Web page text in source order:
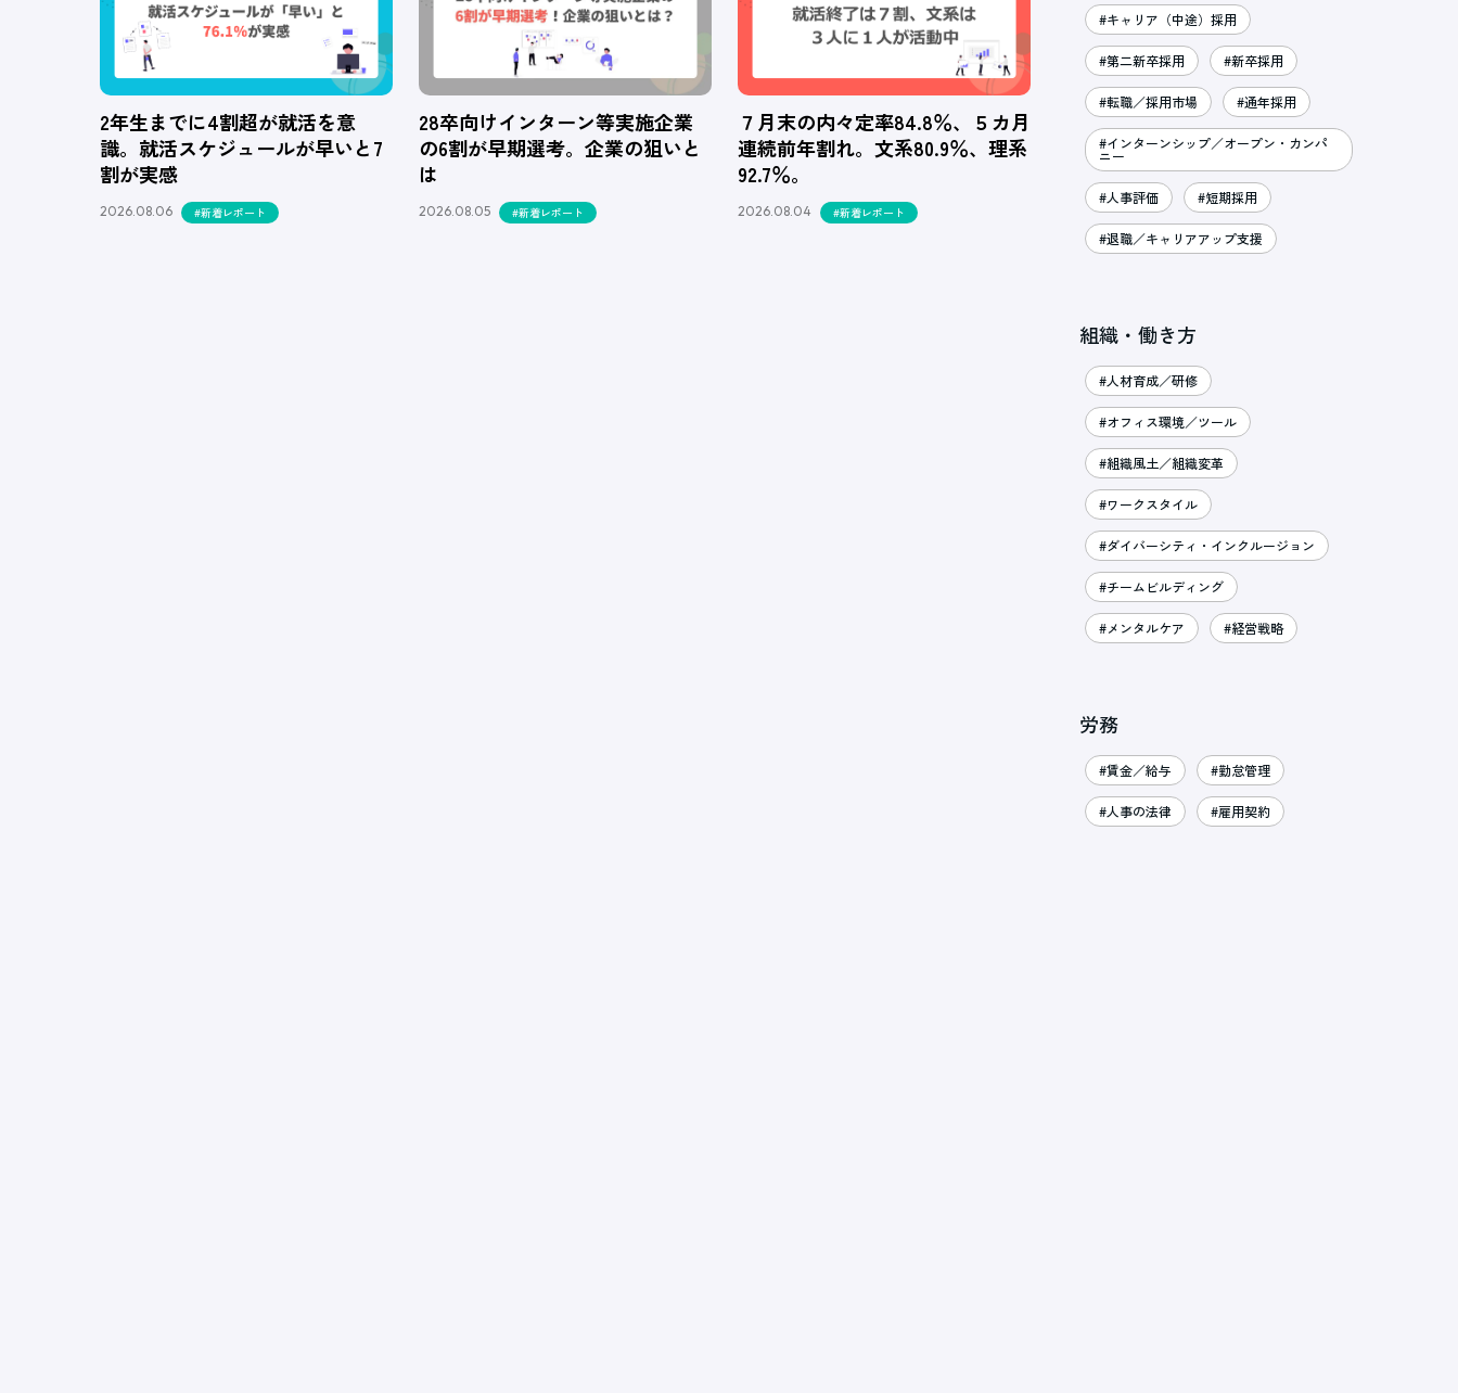
2年生までに4割超が就活を意
識。就活スケジュールが早いと7
割が実感
2026.08.06 #新着レポート
28卒向けインターン等実施企業
の6割が早期選考。企業の狙いと
は
2026.08.05 #新着レポート
７月末の内々定率84.8％、５カ月
連続前年割れ。文系80.9％、理系
92.7％。
2026.08.04 #新着レポート
#キャリア（中途）採用
#第二新卒採用 #新卒採用
#転職／採用市場 #通年採用
#インターンシップ／オープン・カンパ
ニー
#人事評価 #短期採用
#退職／キャリアアップ支援
組織・働き方
#人材育成／研修
#オフィス環境／ツール
#組織風土／組織変革
#ワークスタイル
#ダイバーシティ・インクルージョン
#チームビルディング
#メンタルケア #経営戦略
労務
#賃金／給与 #勤怠管理
#人事の法律 #雇用契約